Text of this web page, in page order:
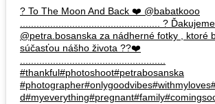
? To The Moon And Back ❤️ @babatkooo
................................................... ? Ďakujeme
@petra.bosanska za nádherné fotky , ktoré
súčasťou nášho života ??❤️
.....................................................
#thankful#photoshoot#petrabosanska